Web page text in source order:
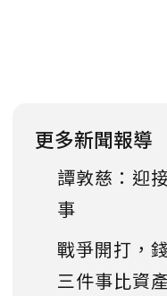
更多新聞報導
譚敦慈：迎
事
戰爭開打，
三件事比資